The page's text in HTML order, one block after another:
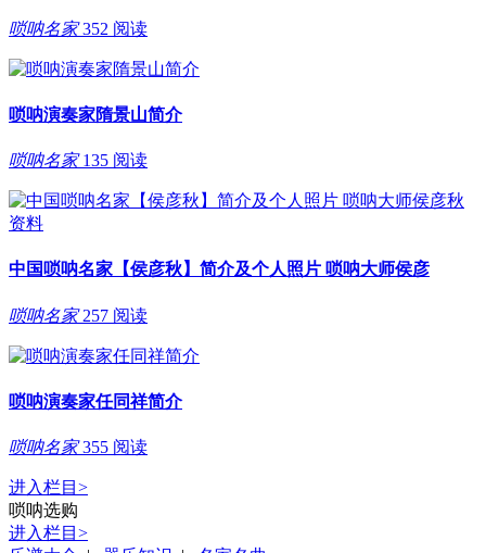
唢呐名家 352 阅读
唢呐演奏家隋景山简介
唢呐名家 135 阅读
中国唢呐名家【侯彦秋】简介及个人照片 唢呐大师侯彦
唢呐名家 257 阅读
唢呐演奏家任同祥简介
唢呐名家 355 阅读
进入栏目 >
唢呐选购
进入栏目 >